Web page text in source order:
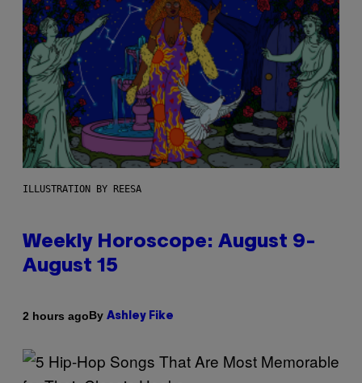
ILLUSTRATION BY REESA
Weekly Horoscope: August 9-
August 15
2 hours agoBy Ashley Fike